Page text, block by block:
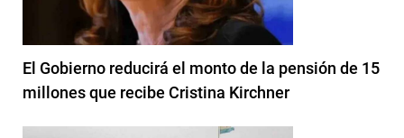
El Gobierno reducirá el monto de la pensión de 15
millones que recibe Cristina Kirchner